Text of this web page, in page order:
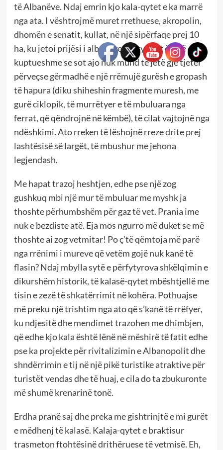
të Albanëve. Ndaj emrin kjo kala-qytet e ka marrë
nga ata. I vështrojmë muret rrethuese, akropolin,
dhomën e senatit, kullat, në një sipërfaqe prej 10
ha, ku jetoi prijësi i albanëve. Natyrisht është e
kuptueshme se sot ajo nuk mund të jetë gjë tjetër
përveçse gërmadhë e një rrëmujë gurësh e gropash
të hapura (diku shiheshin fragmente muresh, me
gurë ciklopik, të murrëtyer e të mbuluara nga
ferrat, që qëndrojnë në këmbë), të cilat vajtojnë nga
ndëshkimi. Ato rreken të lëshojnë rreze drite prej
lashtësisë së largët, të mbushur me jehona
legjendash.
Me hapat trazoj heshtjen, edhe pse një zog
gushkuq mbi një mur të mbuluar me myshk ja
thoshte përhumbshëm për gaz të vet. Prania ime
nuk e bezdiste atë. Eja mos ngurro më duket se më
thoshte ai zog vetmitar! Po ç’të qëmtoja më parë
nga rrënimi i mureve që vetëm gojë nuk kanë të
flasin? Ndaj mbylla sytë e përfytyrova shkëlqimin e
dikurshëm historik, të kalasë-qytet mbështjellë me
tisin e zezë të shkatërrimit në kohëra. Pothuajse
më preku një trishtim nga ato që s’kanë të rrëfyer,
ku ndjesitë dhe mendimet trazohen me dhimbjen,
që edhe kjo kala është lënë në mëshirë të fatit edhe
pse ka projekte për rivitalizimin e Albanopolit dhe
shndërrimin e tij në një pikë turistike atraktive për
turistët vendas dhe të huaj, e cila do ta zbukuronte
më shumë krenarinë tonë.
Erdha pranë saj dhe preka me gishtrinjtë e mi gurët
e mëdhenj të kalasë. Kalaja-qytet e braktisur
trasmeton ftohtësinë drithëruese të vetmisë. Eh,